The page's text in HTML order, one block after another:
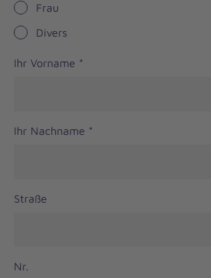
Frau
Divers
Ihr Vorname *
Ihr Nachname *
Straße
Nr.